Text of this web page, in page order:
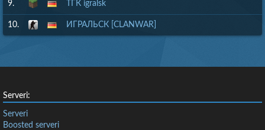
9. ТГК igralsk
10. ИГРАЛЬСК [CLANWAR]
Serveri:
Serveri
Boosted serveri